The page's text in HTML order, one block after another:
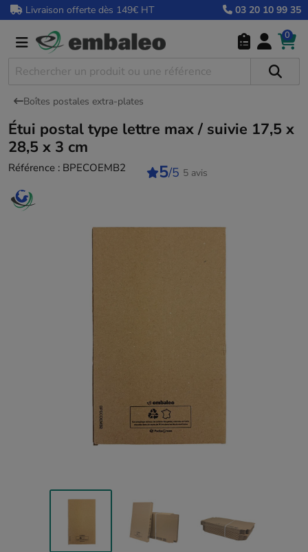
Livraison offerte dès 149€ HT 03 20 10 99 35
0
Boîtes postales extra-plates
Étui postal type lettre max / suivie 17,5 x
28,5 x 3 cm
Référence : BPECOEMB2 5/5 5 avis